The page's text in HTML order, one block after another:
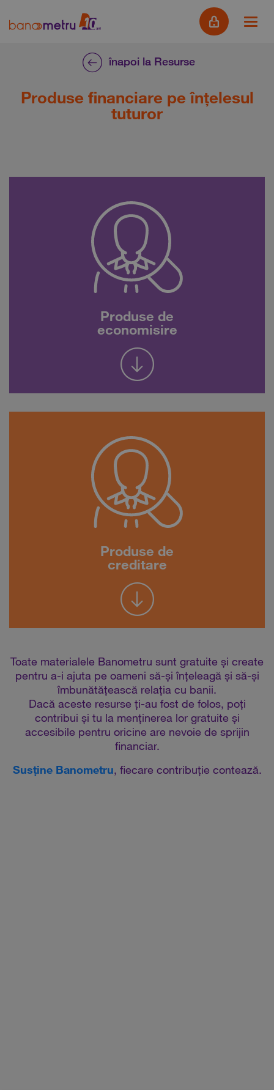
înapoi la Resurse
Produse financiare pe înțelesul
tuturor
Produse de
economisire
Produse de
creditare
Toate materialele Banometru sunt gratuite și create
pentru a-i ajuta pe oameni să-și înțeleagă și să-și
îmbunătățească relația cu banii.
Dacă aceste resurse ți-au fost de folos, poți
contribui și tu la menținerea lor gratuite și
accesibile pentru oricine are nevoie de sprijin
financiar.
Susține Banometru, fiecare contribuție contează.